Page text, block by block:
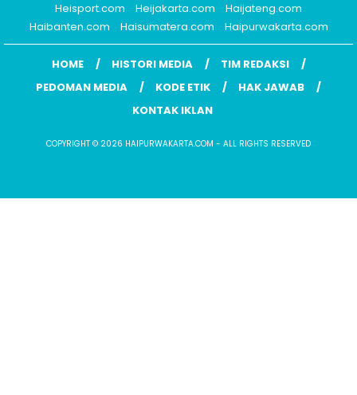
Heisport.com
Heijakarta.com
Haijateng.com
Haibanten.com
Haisumatera.com Haipurwakarta.com
HOME HISTORI MEDIA
TIM REDAKSI
PEDOMAN MEDIA
KODE ETIK
HAK JAWAB
KONTAK IKLAN
COPYRIGHT © 2026 HAIPURWAKARTA.COM - ALL RIGHTS RESERVED